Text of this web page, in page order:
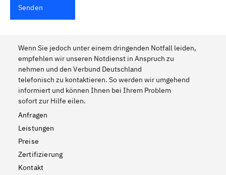
Senden
Wenn Sie jedoch unter einem dringenden Notfall leiden,
empfehlen wir unseren Notdienst in Anspruch zu
nehmen und den Verbund Deutschland
telefonisch zu kontaktieren. So werden wir umgehend
informiert und können Ihnen bei Ihrem Problem
sofort zur Hilfe eilen.
Anfragen
Leistungen
Preise
Zertifizierung
Kontakt